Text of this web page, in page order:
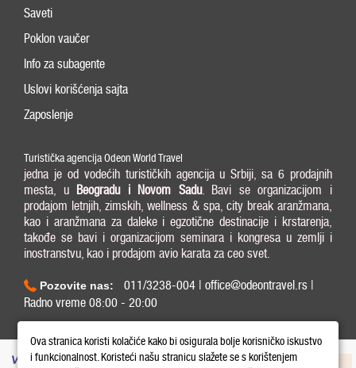
Saveti
Poklon vaučer
Info za subagente
Uslovi korišćenja sajta
Zaposlenje
Turistička agencija Odeon World Travel
jedna je od vodećih turističkih agencija u Srbiji, sa 6 prodajnih
mesta, u Beogradu i Novom Sadu. Bavi se organizacijom i
prodajom letnjih, zimskih, wellness & spa, city break aranžmana,
kao i aranžmana za daleke i egzotične destinacije i krstarenja,
takođe se bavi i organizacijom seminara i kongresa u zemlji i
inostranstvu, kao i prodajom avio karata za ceo svet.
Pozovite nas:
011/3238-004 | office@odeontravel.rs |
Radno vreme 08:00 - 20:00
Ova stranica koristi kolačiće kako bi osigurala bolje korisničko iskustvo
i funkcionalnost. Koristeći našu stranicu slažete se s korištenjem